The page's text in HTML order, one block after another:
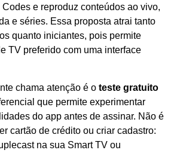
e reproduz conteúdos ao vivo,
e séries. Essa proposta atrai tanto
quanto iniciantes, pois permite
TV preferido com uma interface
chama atenção é o teste gratuito
que permite experimentar
do app antes de assinar. Não é
cartão de crédito ou criar cadastro:
na sua Smart TV ou